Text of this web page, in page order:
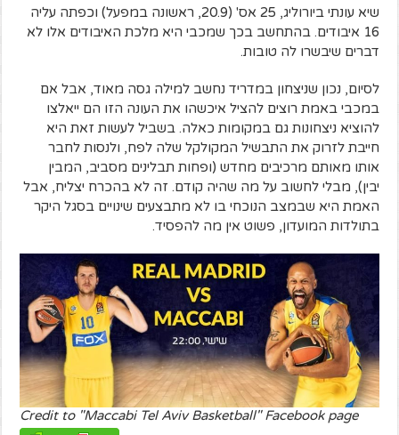
שיא עונתי ביורוליג, 25 אס' (20.9, ראשונה במפעל) וכפתה עליה
16 איבודים. בהתחשב בכך שמכבי היא מלכת האיבודים אלו לא
דברים שיבשרו לה טובות.
לסיום, נכון שניצחון במדריד נחשב למילה גסה מאוד, אבל אם
במכבי באמת רוצים להציל איכשהו את העונה הזו הם ייאלצו
להוציא ניצחונות גם במקומות כאלה. בשביל לעשות זאת היא
חייבת לזרוק את התבשיל המקולקל שלה לפח, ולנסות לחבר
אותו מאותם מרכיבים מחדש (ופחות תבלינים מסביב, המבין
יבין), מבלי לחשוב על מה שהיה קודם. זה לא בהכרח יצליח, אבל
האמת היא שבמצב הנוכחי בו לא מתבצעים שינויים בסגל היקר
בתולדות המועדון, פשוט אין מה להפסיד.
Credit to "Maccabi Tel Aviv Basketball" Facebook page